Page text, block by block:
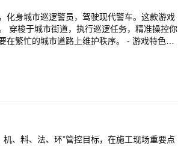
投资：是馅饼还是陷阱？是机遇还是风险？等
助力。 15、学校活动：丰富多彩的大学活动，
妙之旅哦~ 【欢迎加入官方qq
化身城市巡逻警员，驾驶现代警车。这款游戏
市道路上维护秩序。 - 游戏特色： -
、料、法、环”管控目标，在施工现场重要点